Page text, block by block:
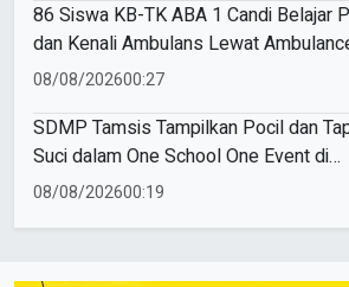
86 Siswa KB-TK ABA 1 Candi Belajar
dan Kenali Ambulans Lewat
Goes to Schools
08/08/202600:27
SDMP Tamsis Tampilkan Pocil dan
Suci dalam One School One Event di
Mojokerto
08/08/202600:19